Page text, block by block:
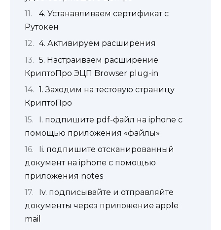
4. Устанавливаем сертификат с
Рутокен
4. Активируем расширения
5. Настраиваем расширение
КриптоПро ЭЦП Browser plug-in
1. Заходим на тестовую страницу
КриптоПро
I. подпишите pdf-файл на iphone с
помощью приложения «файлы»
Ii. подпишите отсканированный
документ на iphone с помощью
приложения notes
Iv. подписывайте и отправляйте
документы через приложение apple
mail